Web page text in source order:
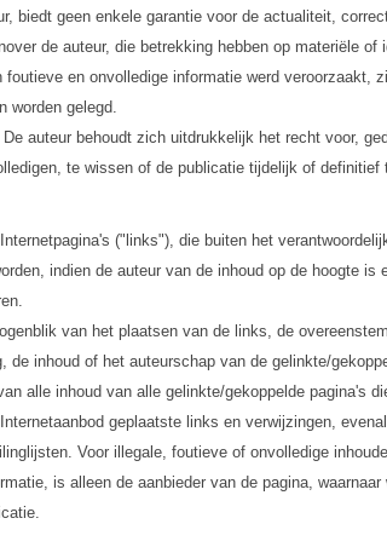
biedt geen enkele garantie voor de actualiteit,
de auteur, die betrekking hebben op materiële
en onvolledige informatie werd veroorzaakt,
worden gelegd.
auteur behoudt zich uitdrukkelijk het recht voor,
te wissen of de publicatie tijdelijk of definitief
("links"), die buiten het
indien de auteur van de inhoud op de hoogte
van het plaatsen van de links, de
inhoud of het auteurschap van de gelinkte/
alle inhoud van alle gelinkte/gekoppelde pagina's
geplaatste links en verwijzingen,
Voor illegale, foutieve of onvolledige
is alleen de aanbieder van de pagina,